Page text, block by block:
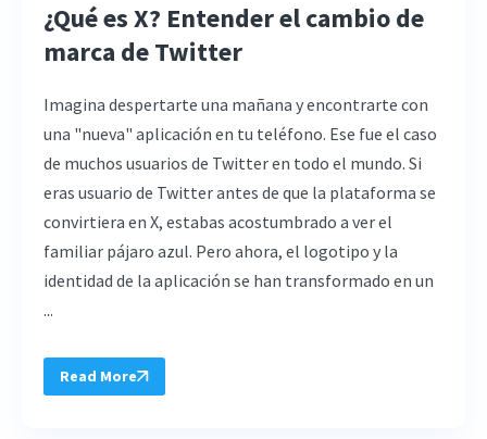
¿Qué es X? Entender el cambio de
marca de Twitter
Imagina despertarte una mañana y encontrarte con
una "nueva" aplicación en tu teléfono. Ese fue el caso
de muchos usuarios de Twitter en todo el mundo. Si
eras usuario de Twitter antes de que la plataforma se
convirtiera en X, estabas acostumbrado a ver el
familiar pájaro azul. Pero ahora, el logotipo y la
identidad de la aplicación se han transformado en un
...
Read More